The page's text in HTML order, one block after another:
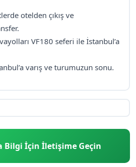
otelden çıkış ve
VF180 seferi ile İstanbul’a
varış ve turumuzun sonu.
Bilgi İçin İletişime Geçin